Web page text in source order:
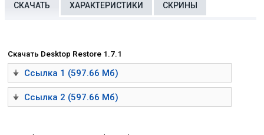
СКАЧАТЬ ХАРАКТЕРИСТИКИ СКРИНЫ
Скачать Desktop Restore 1.7.1
Ссылка 1 (597.66 Мб)
Ссылка 2 (597.66 Мб)